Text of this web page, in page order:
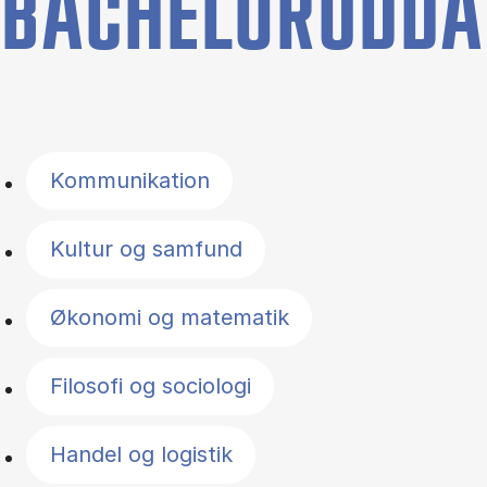
Kommunikation
Kultur og samfund
Økonomi og matematik
Filosofi og sociologi
Handel og logistik